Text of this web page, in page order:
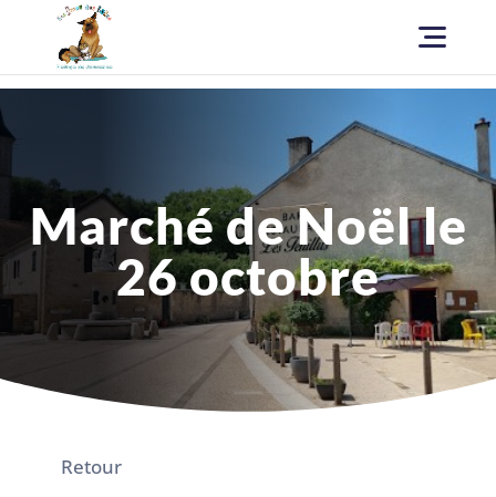
Marché de Noël le
26 octobre
Retour